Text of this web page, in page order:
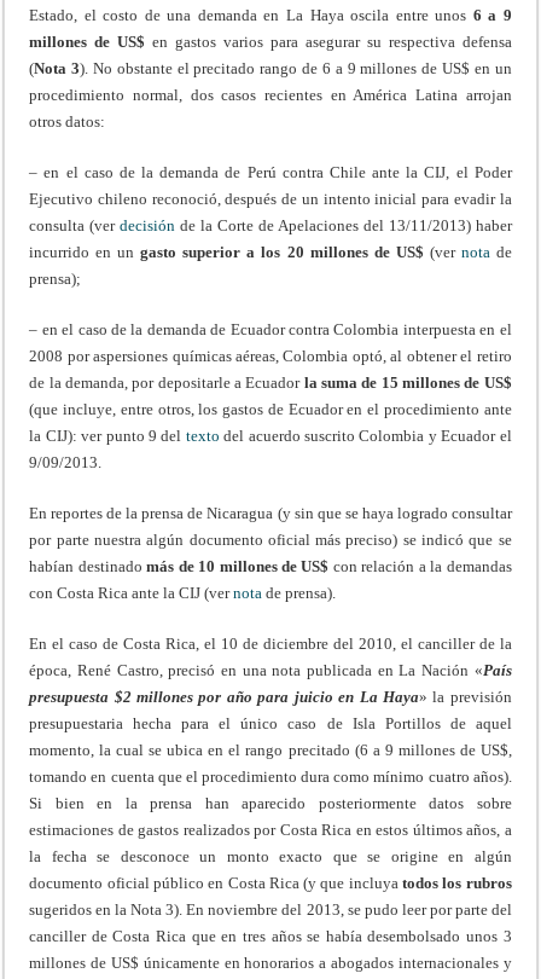
Estado, el costo de una demanda en La Haya oscila entre unos 6 a 9
millones de US$ en gastos varios para asegurar su respectiva defensa
(Nota 3). No obstante el precitado rango de 6 a 9 millones de US$ en un
procedimiento normal, dos casos recientes en América Latina arrojan
otros datos:
– en el caso de la demanda de Perú contra Chile ante la CIJ, el Poder
Ejecutivo chileno reconoció, después de un intento inicial para evadir la
consulta (verdecisión de la Corte de Apelaciones del 13/11/2013) haber
incurrido en ungasto superior a los 20 millones de US$ (ver notade
prensa);
– en el caso de la demanda de Ecuador contra Colombia interpuesta en el
2008 por aspersiones químicas aéreas, Colombia optó, al obtener el retiro
de la demanda, por depositarle a Ecuador la suma de 15 millones de US$
(que incluye, entre otros, los gastos de Ecuador en el procedimiento ante
la CIJ): ver punto 9 del texto del acuerdo suscrito Colombia y Ecuador el
9/09/2013.
En reportes de la prensa de Nicaragua (y sin que se haya logrado consultar
por parte nuestra algún documento oficial más preciso) se indicó que se
habían destinadomás de 10 millones de US$ con relación a la demandas
con Costa Rica ante la CIJ (vernota de prensa).
En el caso de Costa Rica, el 10 de diciembre del 2010, el canciller de la
época, René Castro, precisó en una nota publicada en La Nación «País
presupuesta $2 millones por año para juicio en La Haya» la previsión
presupuestaria hecha para el único caso de Isla Portillos de aquel
momento, la cual se ubica en el rango precitado (6 a 9 millones de US$,
tomando en cuenta que el procedimiento dura como mínimo cuatro años).
Si bien en la prensa han aparecido posteriormente datos sobre
estimaciones de gastos realizados por Costa Rica en estos últimos años, a
la fecha se desconoce un monto exacto que se origine en algún
documento oficial público en Costa Rica (y que incluyatodos los rubros
sugeridos en la Nota 3). En noviembre del 2013, se pudo leer por parte del
canciller de Costa Rica que en tres años se había desembolsado unos 3
millones de US$ únicamente en honorarios a abogados internacionales y